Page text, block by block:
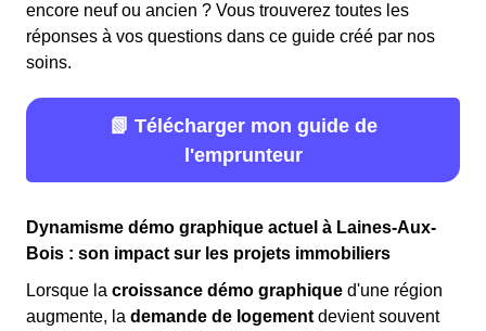
encore neuf ou ancien ? Vous trouverez toutes les
réponses à vos questions dans ce guide créé par nos
soins.
📗 Télécharger mon guide de
l'emprunteur
Dynamisme démo graphique actuel à Laines-Aux-
Bois : son impact sur les projets immobiliers
Lorsque la croissance démo graphique d'une région
augmente, la demande de logement devient souvent